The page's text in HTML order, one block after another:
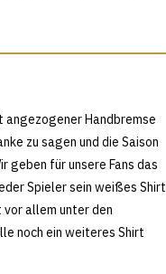
angezogener Handbremse
zu sagen und die Saison
geben für unsere Fans das
Spieler sein weißes Shirt
vor allem unter den
noch ein weiteres Shirt